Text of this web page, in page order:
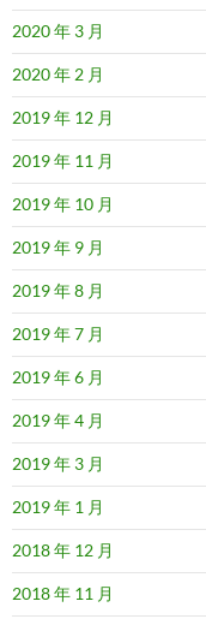
2020 年 3 月
2020 年 2 月
2019 年 12 月
2019 年 11 月
2019 年 10 月
2019 年 9 月
2019 年 8 月
2019 年 7 月
2019 年 6 月
2019 年 4 月
2019 年 3 月
2019 年 1 月
2018 年 12 月
2018 年 11 月